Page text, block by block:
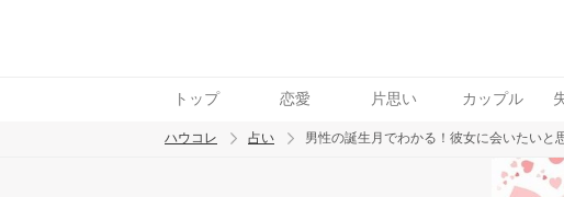
トップ 恋愛 片思い カップル
ハウコレ 占い 男性の誕生月でわかる！彼女に会いたいと